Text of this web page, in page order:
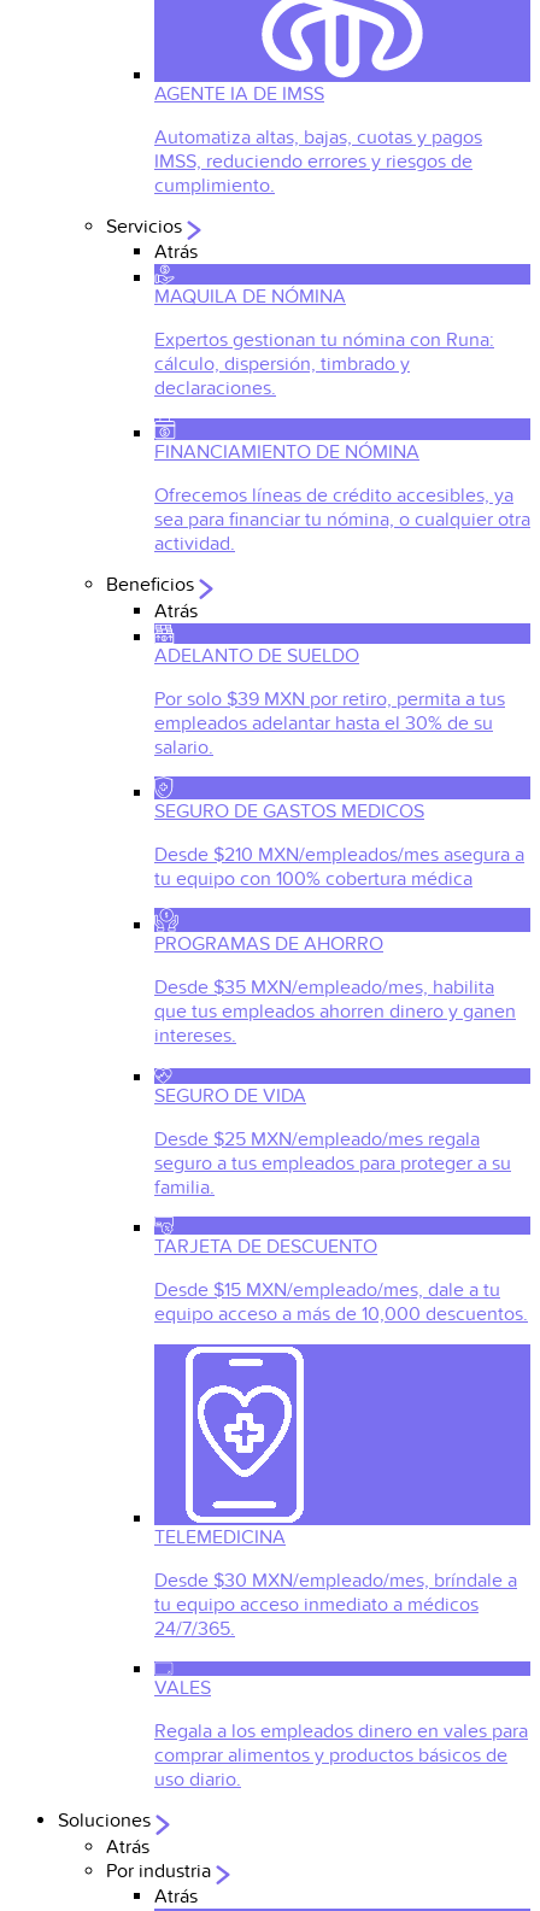
AGENTE IA DE IMSS
Automatiza altas, bajas, cuotas y pagos
IMSS, reduciendo errores y riesgos de
cumplimiento.
Servicios
Atrás
MAQUILA DE NÓMINA
Expertos gestionan tu nómina con Runa:
cálculo, dispersión, timbrado y
declaraciones.
FINANCIAMIENTO DE NÓMINA
Ofrecemos líneas de crédito accesibles, ya
sea para financiar tu nómina, o cualquier otra
actividad.
Beneficios
Atrás
ADELANTO DE SUELDO
Por solo $39 MXN por retiro, permita a tus
empleados adelantar hasta el 30% de su
salario.
SEGURO DE GASTOS MEDICOS
Desde $210 MXN/empleados/mes asegura a
tu equipo con 100% cobertura médica
PROGRAMAS DE AHORRO
Desde $35 MXN/empleado/mes, habilita
que tus empleados ahorren dinero y ganen
intereses.
SEGURO DE VIDA
Desde $25 MXN/empleado/mes regala
seguro a tus empleados para proteger a su
familia.
TARJETA DE DESCUENTO
Desde $15 MXN/empleado/mes, dale a tu
equipo acceso a más de 10,000 descuentos.
TELEMEDICINA
Desde $30 MXN/empleado/mes, bríndale a
tu equipo acceso inmediato a médicos
24/7/365.
VALES
Regala a los empleados dinero en vales para
comprar alimentos y productos básicos de
uso diario.
Soluciones
Atrás
Por industria
Atrás